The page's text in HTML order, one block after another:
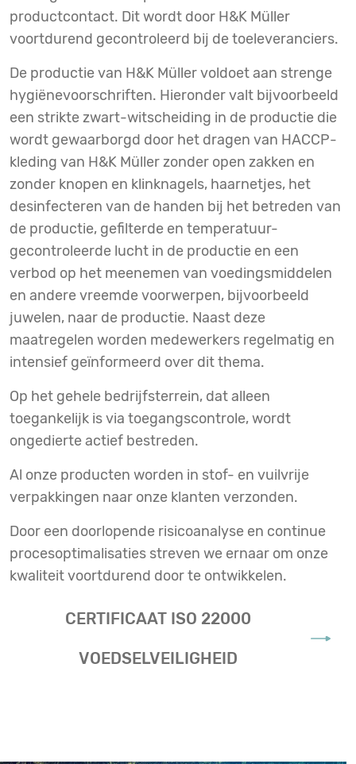
productcontact. Dit wordt door H&K Müller
voortdurend gecontroleerd bij de toeleveranciers.
De productie van H&K Müller voldoet aan strenge
hygiënevoorschriften. Hieronder valt bijvoorbeeld
een strikte zwart-witscheiding in de productie die
wordt gewaarborgd door het dragen van HACCP-
kleding van H&K Müller zonder open zakken en
zonder knopen en klinknagels, haarnetjes, het
desinfecteren van de handen bij het betreden van
de productie, gefilterde en temperatuur-
gecontroleerde lucht in de productie en een
verbod op het meenemen van voedingsmiddelen
en andere vreemde voorwerpen, bijvoorbeeld
juwelen, naar de productie. Naast deze
maatregelen worden medewerkers regelmatig en
intensief geïnformeerd over dit thema.
Op het gehele bedrijfsterrein, dat alleen
toegankelijk is via toegangscontrole, wordt
ongedierte actief bestreden.
Al onze producten worden in stof- en vuilvrije
verpakkingen naar onze klanten verzonden.
Door een doorlopende risicoanalyse en continue
procesoptimalisaties streven we ernaar om onze
kwaliteit voortdurend door te ontwikkelen.
CERTIFICAAT ISO 22000
VOEDSELVEILIGHEID